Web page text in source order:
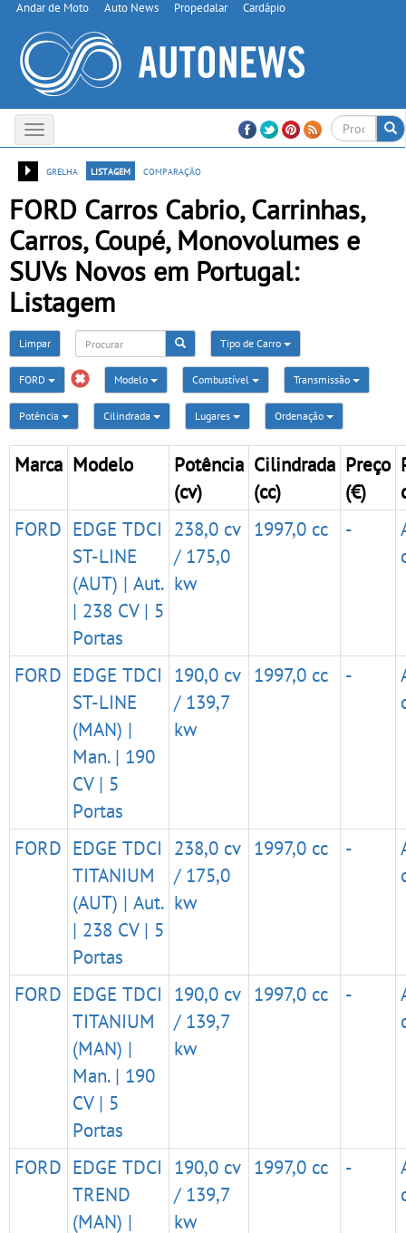
Andar de Moto Auto News Propedalar Cardápio
Toggle
navigation
grelha
listagem comparação
FORD Carros Cabrio, Carrinhas,
Carros, Coupé, Monovolumes e
SUVs Novos em Portugal:
Listagem
Limpar Tipo de Carro
FORD Modelo Combustível Transmissão
Potência Cilindrada Lugares Ordenação
Marca Modelo
Potência
(cv)
Cilindrada
(cc)
Preço
(€)
FORD EDGE TDCI
ST-LINE
(AUT) | Aut.
| 238 CV | 5
Portas
238,0 cv
/ 175,0
kw
1997,0 cc -
FORD EDGE TDCI
ST-LINE
(MAN) |
Man. | 190
CV | 5
Portas
190,0 cv
/ 139,7
kw
1997,0 cc -
FORD EDGE TDCI
TITANIUM
(AUT) | Aut.
| 238 CV | 5
Portas
238,0 cv
/ 175,0
kw
1997,0 cc -
FORD EDGE TDCI
TITANIUM
(MAN) |
Man. | 190
CV | 5
Portas
190,0 cv
/ 139,7
kw
1997,0 cc -
FORD EDGE TDCI
TREND
(MAN) |
190,0 cv
/ 139,7
kw
1997,0 cc -